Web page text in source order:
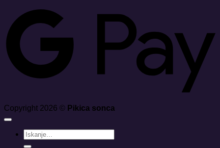
Copyright 2026 © Pikica sonca
Išči: